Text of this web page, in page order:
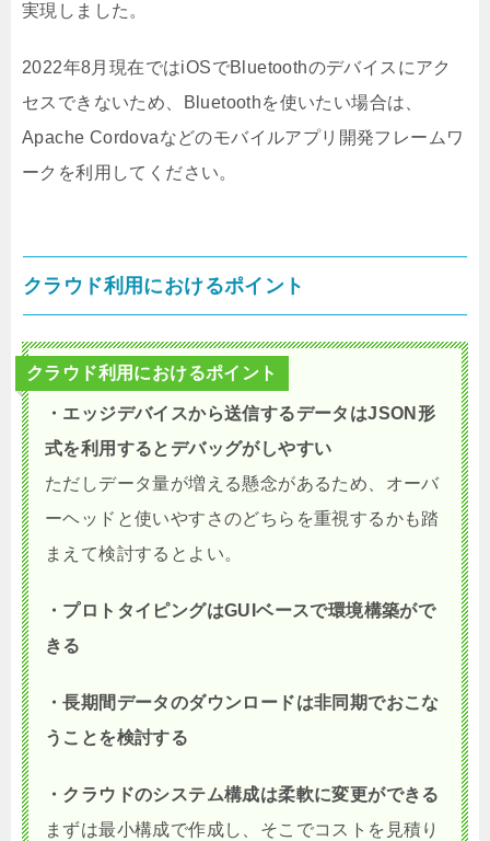
実現しました。
2022年8月現在ではiOSでBluetoothのデバイスにアク
セスできないため、Bluetoothを使いたい場合は、
Apache Cordovaなどのモバイルアプリ開発フレームワ
ークを利用してください。
クラウド利用におけるポイント
クラウド利用におけるポイント
・エッジデバイスから送信するデータはJSON形
式を利用するとデバッグがしやすい
ただしデータ量が増える懸念があるため、オーバ
ーヘッドと使いやすさのどちらを重視するかも踏
まえて検討するとよい。
・プロトタイピングはGUIベースで環境構築がで
きる
・長期間データのダウンロードは非同期でおこな
うことを検討する
・クラウドのシステム構成は柔軟に変更ができる
まずは最小構成で作成し、そこでコストを見積り